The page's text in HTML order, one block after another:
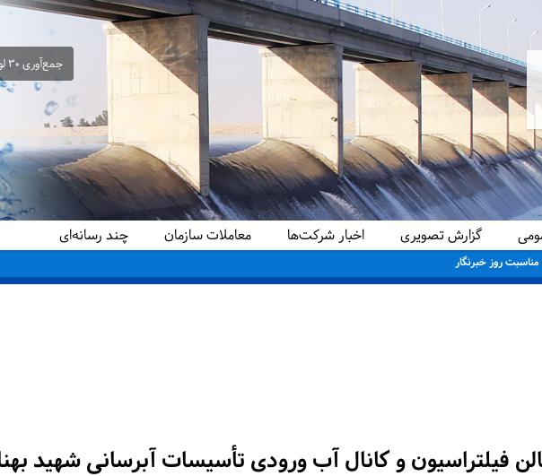
جمع‌آوری ۳۰ لوله سیفون غیرمجاز از شبکه آبیاری حمیدیه در راستای ساماندهی و تحقق عدالت آبی
گزارش تصویری اخبار شرکت‌ها معاملات سازمان چند رسانه‌ای
روز خبرنگار
فیلتراسیون و کانال آب ورودی تأسیسات آبرسانی شهید